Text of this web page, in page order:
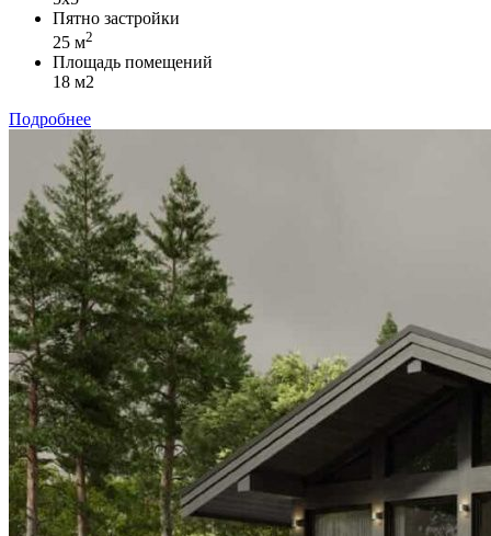
Пятно застройки
25 м2
Площадь помещений
18 м2
Подробнее